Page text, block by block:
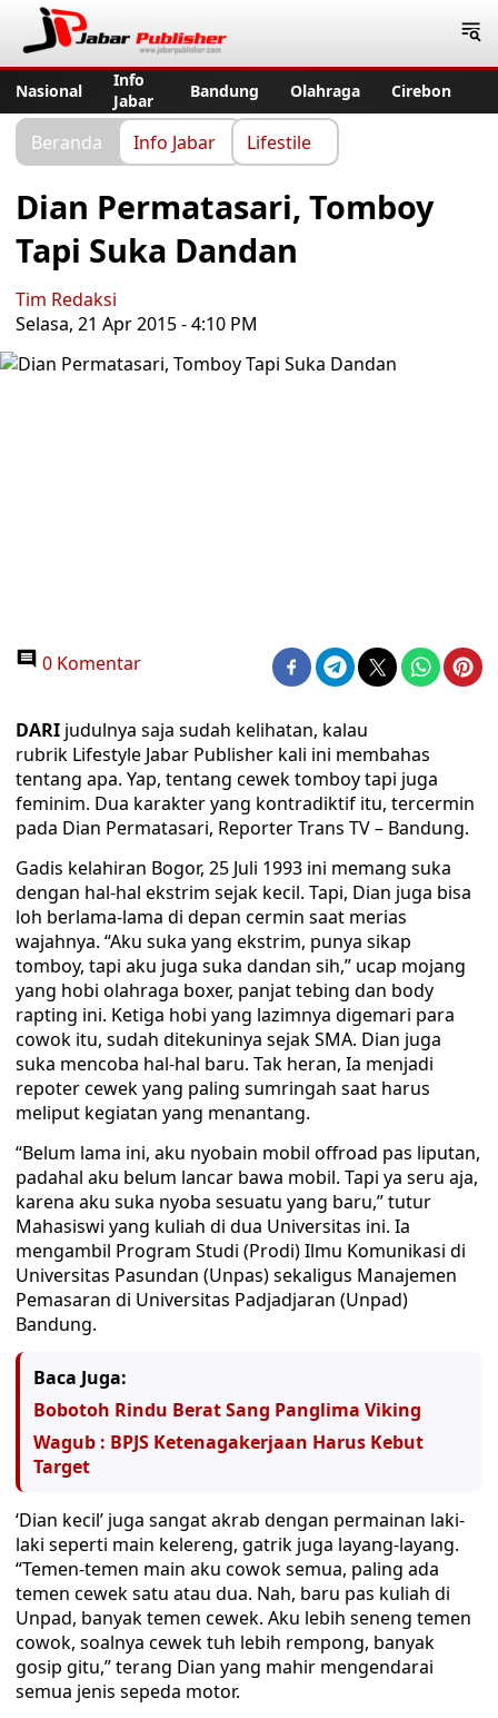
Nasional
Info
Jabar
Bandung Olahraga Cirebon
Beranda Info Jabar Lifestile
Dian Permatasari, Tomboy
Tapi Suka Dandan
Tim Redaksi
Selasa, 21 Apr 2015 - 4:10 PM
0 Komentar
DARI judulnya saja sudah kelihatan, kalau
rubrik Lifestyle Jabar Publisher kali ini membahas
tentang apa. Yap, tentang cewek tomboy tapi juga
feminim. Dua karakter yang kontradiktif itu, tercermin
pada Dian Permatasari, Reporter Trans TV – Bandung.
Gadis kelahiran Bogor, 25 Juli 1993 ini memang suka
dengan hal-hal ekstrim sejak kecil. Tapi, Dian juga bisa
loh berlama-lama di depan cermin saat merias
wajahnya. “Aku suka yang ekstrim, punya sikap
tomboy, tapi aku juga suka dandan sih,” ucap mojang
yang hobi olahraga boxer, panjat tebing dan body
rapting ini. Ketiga hobi yang lazimnya digemari para
cowok itu, sudah ditekuninya sejak SMA. Dian juga
suka mencoba hal-hal baru. Tak heran, Ia menjadi
repoter cewek yang paling sumringah saat harus
meliput kegiatan yang menantang.
“Belum lama ini, aku nyobain mobil offroad pas liputan,
padahal aku belum lancar bawa mobil. Tapi ya seru aja,
karena aku suka nyoba sesuatu yang baru,” tutur
Mahasiswi yang kuliah di dua Universitas ini. Ia
mengambil Program Studi (Prodi) Ilmu Komunikasi di
Universitas Pasundan (Unpas) sekaligus Manajemen
Pemasaran di Universitas Padjadjaran (Unpad)
Bandung.
Baca Juga:
Bobotoh Rindu Berat Sang Panglima Viking
Wagub : BPJS Ketenagakerjaan Harus Kebut
Target
‘Dian kecil’ juga sangat akrab dengan permainan laki-
laki seperti main kelereng, gatrik juga layang-layang.
“Temen-temen main aku cowok semua, paling ada
temen cewek satu atau dua. Nah, baru pas kuliah di
Unpad, banyak temen cewek. Aku lebih seneng temen
cowok, soalnya cewek tuh lebih rempong, banyak
gosip gitu,” terang Dian yang mahir mengendarai
semua jenis sepeda motor.